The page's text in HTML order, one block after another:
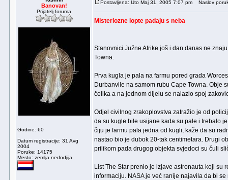
Banovan!
Prijatelj foruma
Godine: 60
Datum registracije: 31 Avg
2004
Poruke: 14175
Mesto: zemlja nedodjija
Postavljena: Uto Maj 31, 2005 7:07 pm Naslov
Misteriozne lopte padaju s neba
Stanovnici Južne Afrike još i dan danas ne
Towna.
Prva kugla je pala na farmu pored grada
Durbanvile na samom rubu Cape Towna. Obje
čelika a na jednom dijelu se nalazio spoj
Odjel civilnog zrakoplovstva zatražio je od
da su kugle bile usijane kada su pale i trebalo
čiju je farmu pala jedna od kugli, kaže da su
nastao bio je dubok 20-tak centimetara. Drugi
prilikom pada drugog objekta svjedoci su čuli
List The Star prenio je izjave astronauta koji su
informaciju. NASA je već ranije najavila da bi